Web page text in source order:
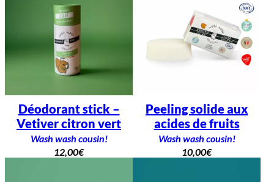
Déodorant stick –
Vetiver citron vert
Wash wash cousin!
12,00€
Peeling solide aux
acides de fruits
Wash wash cousin!
10,00€